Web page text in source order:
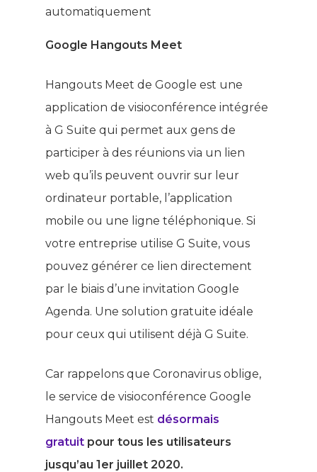
Google Hangouts Meet
Hangouts Meet de Google est une
application de visioconférence intégrée
à G Suite qui permet aux gens de
participer à des réunions via un lien
web qu’ils peuvent ouvrir sur leur
ordinateur portable, l’application
mobile ou une ligne téléphonique. Si
votre entreprise utilise G Suite, vous
pouvez générer ce lien directement
par le biais d’une invitation Google
Agenda. Une solution gratuite idéale
pour ceux qui utilisent déjà G Suite.
Car rappelons que Coronavirus oblige,
le service de visioconférence Google
Hangouts Meet est désormais
gratuit pour tous les utilisateurs
jusqu’au 1er juillet 2020.